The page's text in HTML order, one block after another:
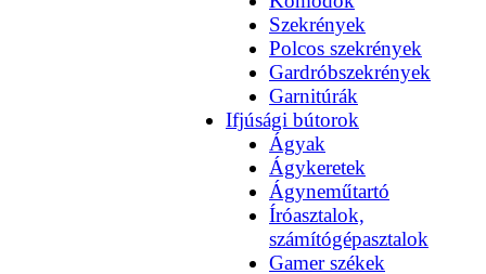
Szekrények
Polcos szekrények
Gardróbszekrények
Garnitúrák
Ifjúsági bútorok
Ágyak
Ágykeretek
Ágyneműtartó
Íróasztalok,
számítógépasztalok
Gamer székek